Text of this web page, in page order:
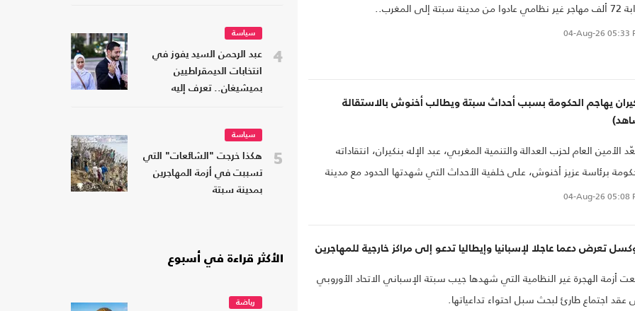
مدينة سبتة إلى المغرب..
04-Aug-26 05:33
يهاجم الحكومة بسبب أحداث سبتة ويطالب أخنوش بالاستقالة
الأمين العام لحزب العدالة والتنمية المغربي، عبد الإله بنكيران، انتقاداته
برئاسة عزيز أخنوش، على خلفية الأحداث التي شهدتها الحدود مع مدينة
الخاضعة للإدارة الإسبانية، والتي أسفرت، وفق الرواية الرسمية المغربية، عن
انتقد غياب رئيس الحكومة عن المشهد، معتبراً أن أخنوش كان يتعين عليه
مباشرة مع المواطنين وتحمل مسؤوليته السياسية في ظل تداعيات
قبل أن يوجه إليه دعوة صريحة إلى التصرف كرئيس للحكومة، قائلاً: «إما أن
04-Aug-26 05:08
تعرض دعما عاجلا لإسبانيا وإيطاليا تدعو إلى مراكز خارجية للمهاجرين
أزمة الهجرة غير النظامية التي شهدها جيب سبتة الإسباني الاتحاد الأوروبي
عقد اجتماع طارئ لبحث سبل احتواء تداعياتها.
4
سياسة
عبد الرحمن السيد يفوز في
انتخابات الديمقراطيين
بميشيغان.. تعرف إليه
5
سياسة
هكذا خرجت "الشائعات" التي
تسببت في أزمة المهاجرين
بمدينة سبتة
الأكثر قراءة في أسبوع
رياضة